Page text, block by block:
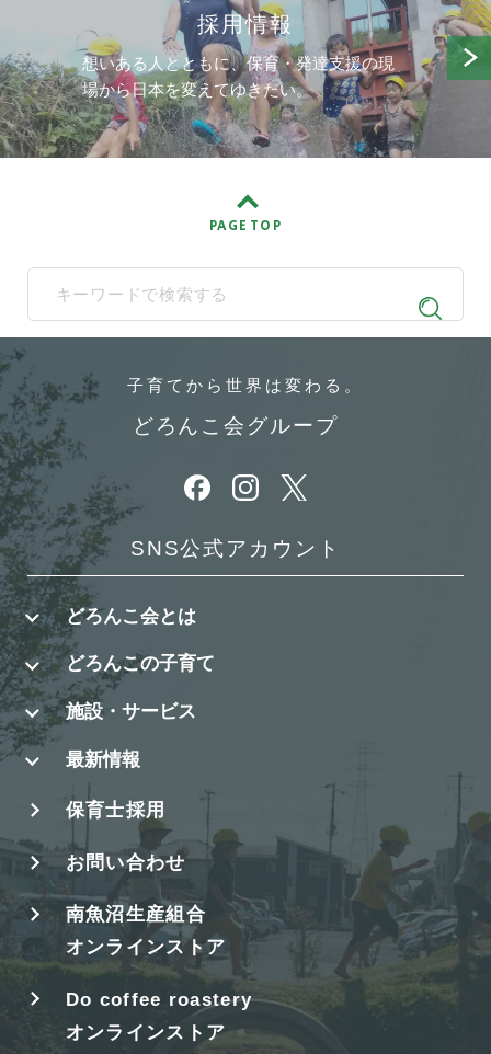
採用情報
想いある人とともに、保育・発達支援の現
場から日本を変えてゆきたい。
PAGE TOP
When autocomplete results are available use up and down
子育てから 世界は変わる。
どろんこ会グループ
別ウィンドウで開きます
別ウィンドウで開きます
別ウィンドウで開きます
SNS公式アカウント
どろんこ会とは
どろんこの子育て
施設・サービス
最新情報
保育士採用
お問い合わせ
南魚沼生産組合
オンラインストア
Do coffee roastery
オンラインストア